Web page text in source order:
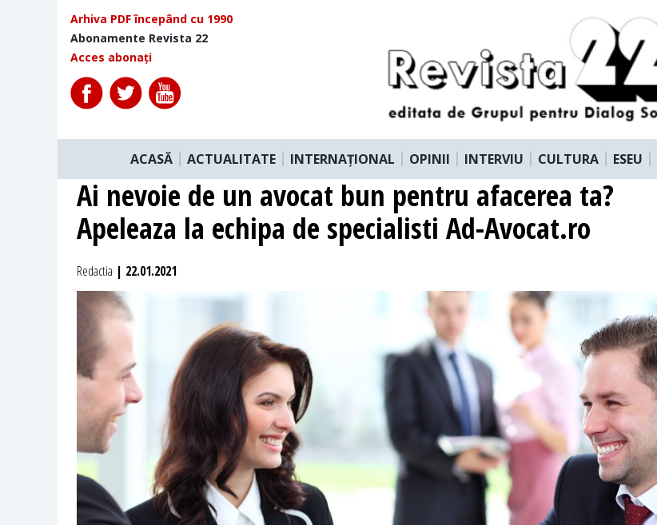
Arhiva PDF începând cu 1990
Abonamente Revista 22
Acces abonați
ACASĂ ACTUALITATE INTERNAȚIONAL OPINII INTERVIU CULTURA ESEU
Ai nevoie de un avocat bun pentru afacerea ta?
Apeleaza la echipa de specialisti Ad-Avocat.ro
Redactia | 22.01.2021